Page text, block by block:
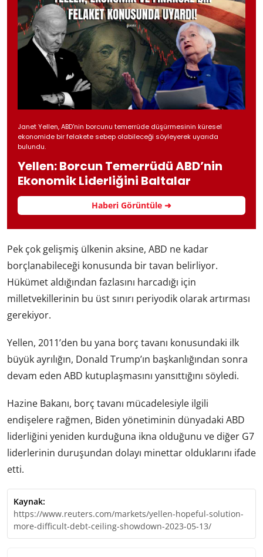
Janet Yellen, ABD'nin borcunu temerrüde düşürmesinin küresel
ekonomide bir felakete sebep olabileceği söyleyerek uyarıda
bulundu.
Yellen: Borcun Temerrüdü ABD’nin
Ekonomik Liderliğini Baltalar
Haberi Görüntüle ➜
Pek çok gelişmiş ülkenin aksine, ABD ne kadar
borçlanabileceği konusunda bir tavan belirliyor.
Hükümet aldığından fazlasını harcadığı için
milletvekillerinin bu üst sınırı periyodik olarak artırması
gerekiyor.
Yellen, 2011’den bu yana borç tavanı konusundaki ilk
büyük ayrılığın, Donald Trump’ın başkanlığından sonra
devam eden ABD kutuplaşmasını yansıttığını söyledi.
Hazine Bakanı, borç tavanı mücadelesiyle ilgili
endişelere rağmen, Biden yönetiminin dünyadaki ABD
liderliğini yeniden kurduğuna ikna olduğunu ve diğer G7
liderlerinin duruşundan dolayı minettar olduklarını ifade
etti.
Kaynak:
https://www.reuters.com/markets/yellen-hopeful-solution-
more-difficult-debt-ceiling-showdown-2023-05-13/